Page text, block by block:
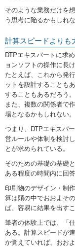
そのような業務だけを
う思考に陥るかもしれな
計算スピードよりも
DTPエキスパートに求
ョンソフトの操作に長
たとえば、これから発
ットを設計することも
することもあるだろう。
また、複数の関係者で
場となるかもしれない。
つまり、DTPエキスパ
営ルールや体制を検討
とが求められている。
そのための基礎の基礎
ある程度の時間内に回
印刷物のデザイン・制
算は頭の中でおおよそ
ば、容易に結果を出す
筆者の体験上では、「
ある。計算スピードが
か覚えていれば、おお